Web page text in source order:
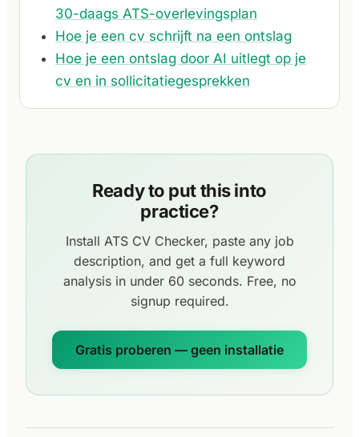
30-daags ATS-overlevingsplan
Hoe je een cv schrijft na een ontslag
Hoe je een ontslag door AI uitlegt op je
cv en in sollicitatiegesprekken
Ready to put this into
practice?
Install ATS CV Checker, paste any job
description, and get a full keyword
analysis in under 60 seconds. Free, no
signup required.
Gratis proberen — geen installatie